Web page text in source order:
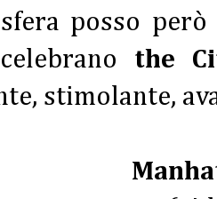
posso
the
stimolante,